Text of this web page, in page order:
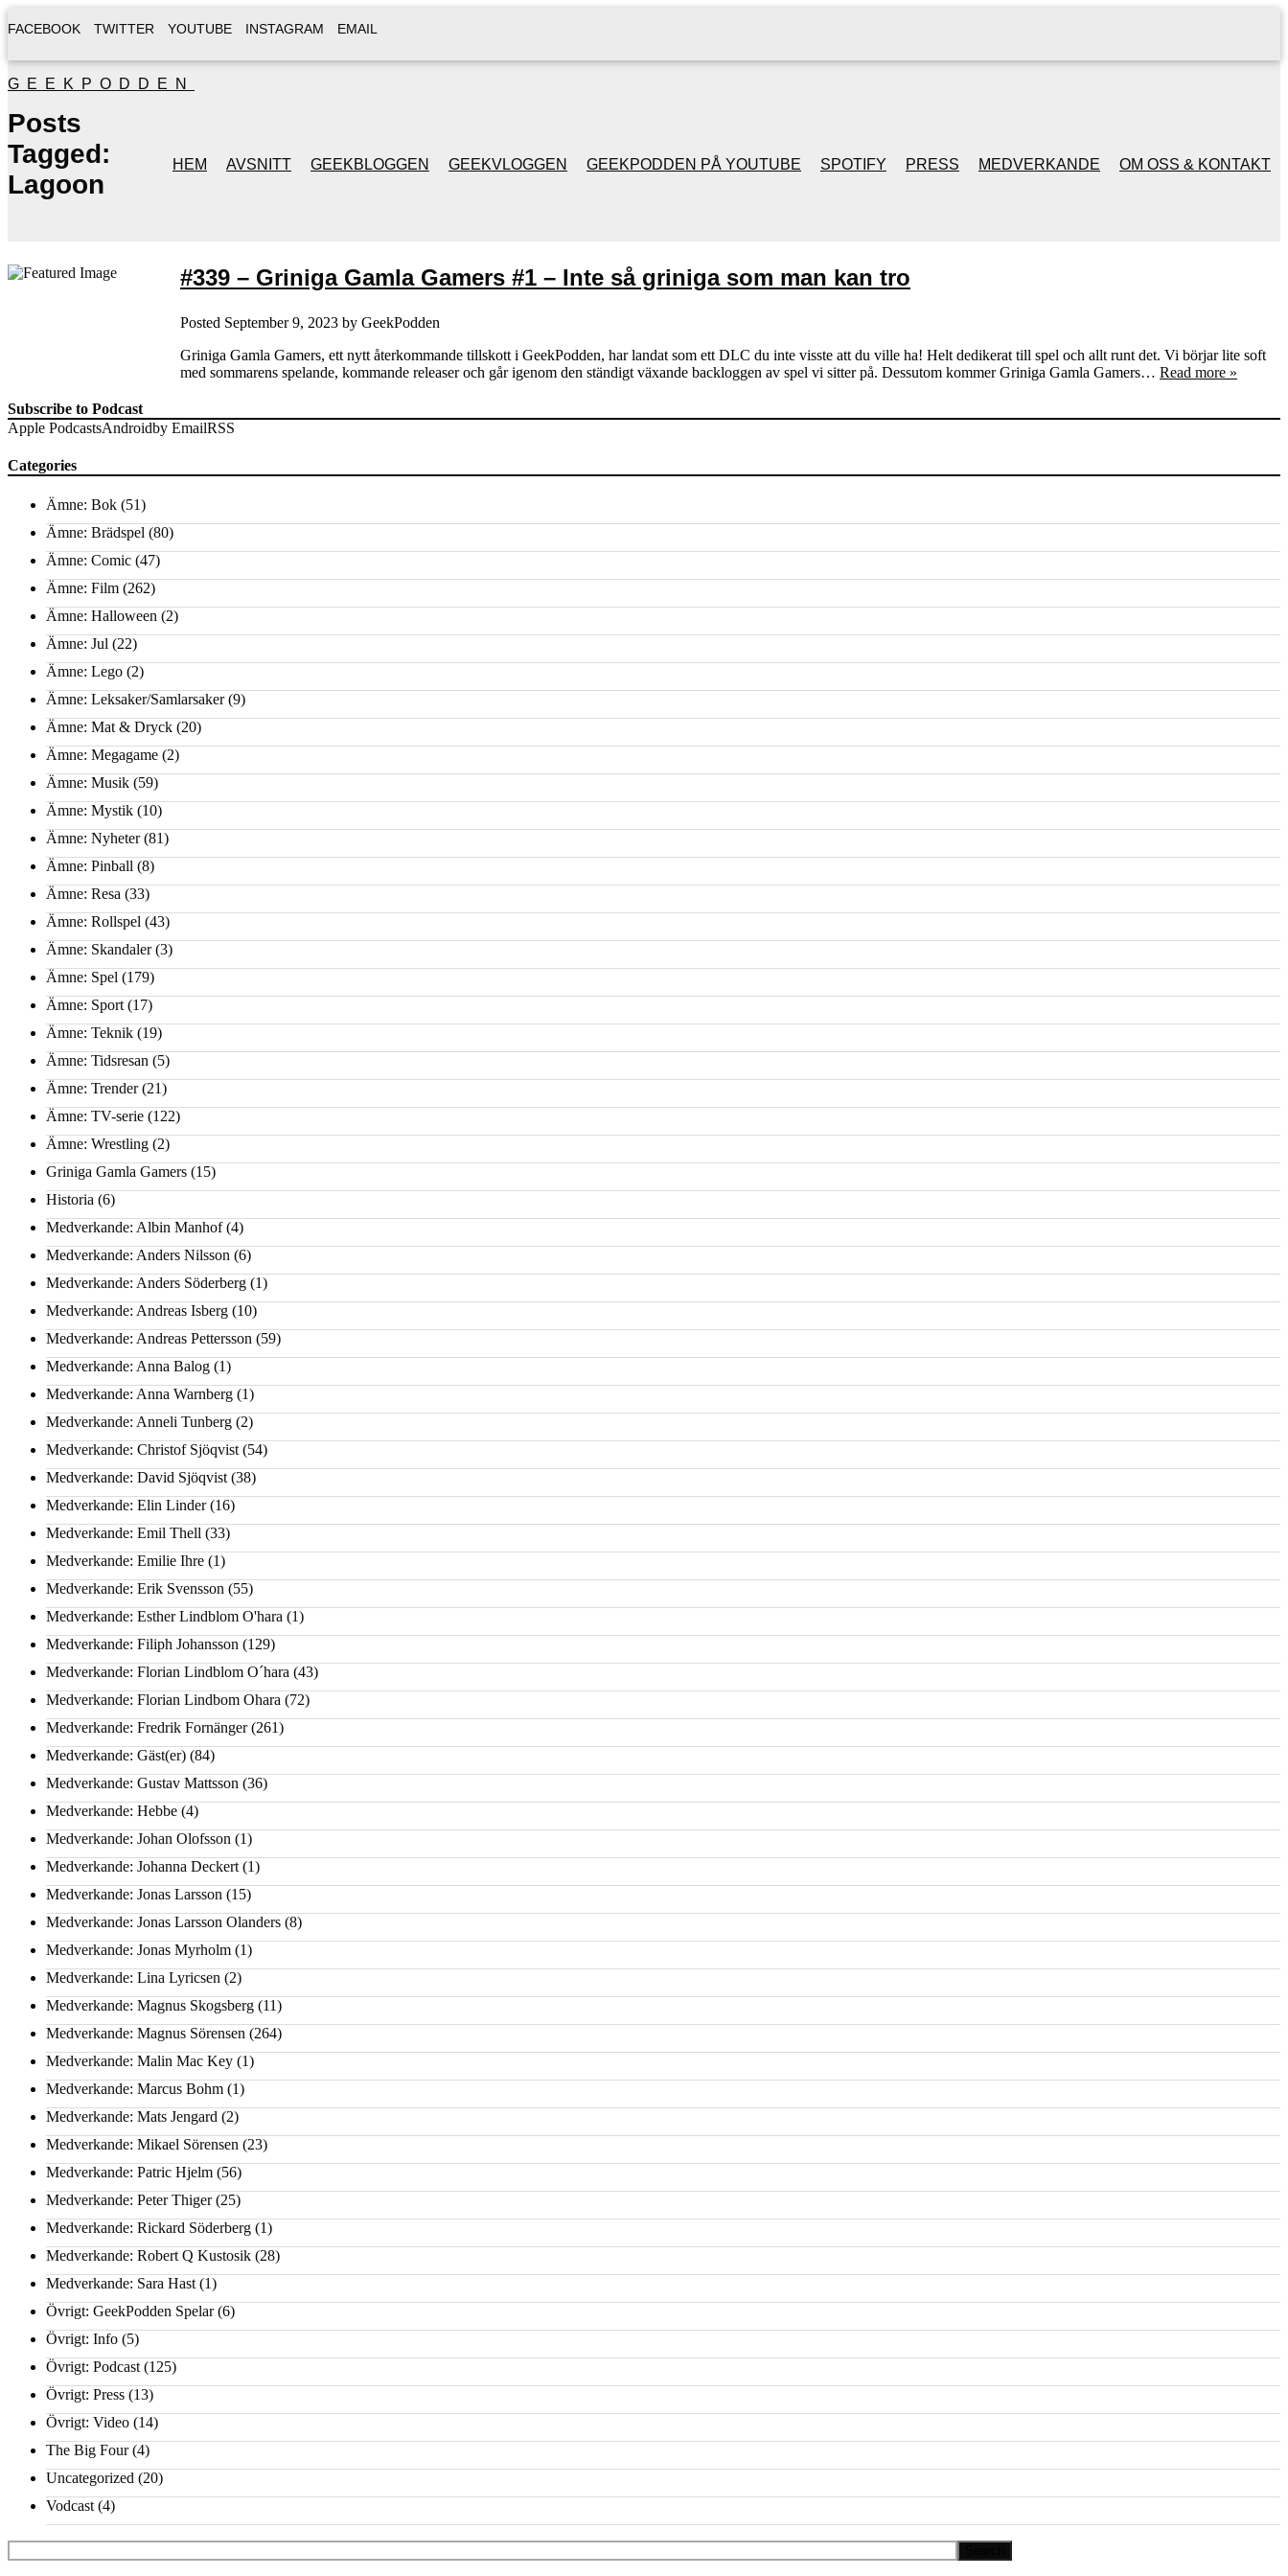
FACEBOOK TWITTER YOUTUBE INSTAGRAM EMAIL
GEEKPODDEN
HEM AVSNITT GEEKBLOGGEN GEEKVLOGGEN GEEKPODDEN PÅ YOUTUBE
GAMING MED MICKE
GEEKPODDENS
SPOTIFY PRESS MEDVERKANDE OM OSS & KONTAKT
Posts
Tagged:
Lagoon
#339 – Griniga Gamla Gamers #1 – Inte så griniga som man kan tro
Posted September 9, 2023 by GeekPodden
Griniga Gamla Gamers, ett nytt återkommande tillskott i GeekPodden, har landat som ett DLC du inte visste att du ville ha! Helt dedikerat till spel och allt runt det. Vi börjar lite soft
med sommarens spelande, kommande releaser och går igenom den ständigt växande backloggen av spel vi sitter på. Dessutom kommer Griniga Gamla Gamers… Read more »
Subscribe to Podcast
Apple PodcastsAndroidby EmailRSS
Categories
Ämne: Bok (51)
Ämne: Brädspel (80)
Ämne: Comic (47)
Ämne: Film (262)
Ämne: Halloween (2)
Ämne: Jul (22)
Ämne: Lego (2)
Ämne: Leksaker/Samlarsaker(9)
Ämne: Mat & Dryck (20)
Ämne: Megagame (2)
Ämne: Musik (59)
Ämne: Mystik (10)
Ämne: Nyheter(81)
Ämne: Pinball (8)
Ämne: Resa (33)
Ämne: Rollspel (43)
Ämne: Skandaler(3)
Ämne: Spel (179)
Ämne: Sport (17)
Ämne: Teknik (19)
Ämne: Tidsresan (5)
Ämne: Trender(21)
Ämne: TV-serie (122)
Ämne: Wrestling (2)
Griniga Gamla Gamers (15)
Historia (6)
Medverkande: Albin Manhof(4)
Medverkande: Anders Nilsson (6)
Medverkande: Anders Söderberg (1)
Medverkande: Andreas Isberg (10)
Medverkande: Andreas Pettersson (59)
Medverkande: Anna Balog (1)
Medverkande: Anna Warnberg (1)
Medverkande: Anneli Tunberg (2)
Medverkande: Christof Sjöqvist (54)
Medverkande: David Sjöqvist (38)
Medverkande: Elin Linder(16)
Medverkande: Emil Thell (33)
Medverkande: Emilie Ihre (1)
Medverkande: Erik Svensson (55)
Medverkande: Esther Lindblom O'hara (1)
Medverkande: Filiph Johansson (129)
Medverkande: Florian Lindblom O´hara (43)
Medverkande: Florian Lindbom Ohara (72)
Medverkande: Fredrik Fornänger(261)
Medverkande: Gäst(er) (84)
Medverkande: Gustav Mattsson (36)
Medverkande: Hebbe (4)
Medverkande: Johan Olofsson (1)
Medverkande: Johanna Deckert (1)
Medverkande: Jonas Larsson (15)
Medverkande: Jonas Larsson Olanders (8)
Medverkande: Jonas Myrholm (1)
Medverkande: Lina Lyricsen (2)
Medverkande: Magnus Skogsberg (11)
Medverkande: Magnus Sörensen (264)
Medverkande: Malin Mac Key (1)
Medverkande: Marcus Bohm (1)
Medverkande: Mats Jengard (2)
Medverkande: Mikael Sörensen (23)
Medverkande: Patric Hjelm (56)
Medverkande: Peter Thiger(25)
Medverkande: Rickard Söderberg (1)
Medverkande: Robert Q Kustosik (28)
Medverkande: Sara Hast (1)
Övrigt: GeekPodden Spelar(6)
Övrigt: Info (5)
Övrigt: Podcast (125)
Övrigt: Press (13)
Övrigt: Video (14)
The Big Four(4)
Uncategorized (20)
Vodcast (4)